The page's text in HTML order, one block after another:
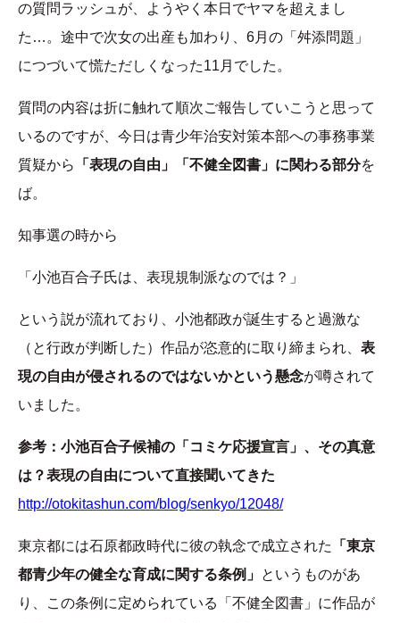
の質問ラッシュが、ようやく本日でヤマを超えまし
た…。途中で次女の出産も加わり、6月の「舛添問題」
につづいて慌ただしくなった11月でした。
質問の内容は折に触れて順次ご報告していこうと思って
いるのですが、今日は青少年治安対策本部への事務事業
質疑から
「表現の自由」「不健全図書」に関わる部分を
ば。
知事選の時から
「小池百合子氏は、表現規制派なのでは？」
という説が流れており、小池都政が誕生すると過激な
（と行政が判断した）作品が恣意的に取り締まられ、 表
現の自由が侵されるのではないかという懸念が噂されて
いました。
参考：小池百合子候補の「コミケ応援宣言」、その真意
は？表現の自由について直接聞いてきた
http://otokitashun.com/blog/senkyo/12048/
東京都には石原都政時代に彼の執念で成立された
「東京
都青少年の健全な育成に関する条例」 というものがあ
り、この条例に定められている「不健全図書」に作品が